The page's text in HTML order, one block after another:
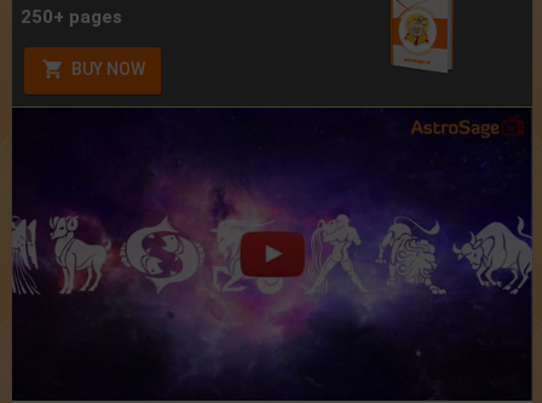
250+ pages
BUY NOW